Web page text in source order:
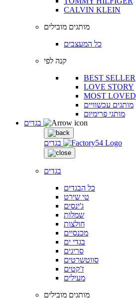
CALVIN KLEIN
מותגים מובילים
כל המעצבים
קנה לפי
BEST SELLER
LOVE STORY
MOST LOVED
מותגים עכשוויים
מותגי פרימיום
בגדים
בגדים
כל הבגדים
טי שירט
ג'ינסים
שמלות
חולצות
מכנסיים
בגדי ים
סריגים
סווטשרטים
ז'קטים
מעילים
מותגים מובילים